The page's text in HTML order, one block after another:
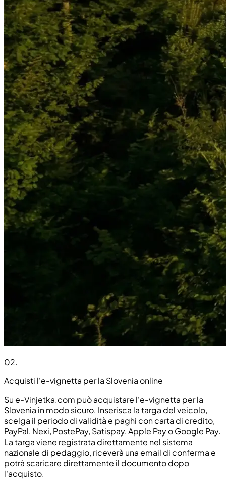
02.
Acquisti l'e-vignetta per la Slovenia online
Su e-Vinjetka.com può acquistare l'e-vignetta per la
Slovenia in modo sicuro. Inserisca la targa del veicolo,
scelga il periodo di validità e paghi con carta di credito,
PayPal, Nexi, PostePay, Satispay, Apple Pay o Google Pay.
La targa viene registrata direttamente nel sistema
nazionale di pedaggio, riceverà una email di conferma e
potrà scaricare direttamente il documento dopo
l'acquisto.